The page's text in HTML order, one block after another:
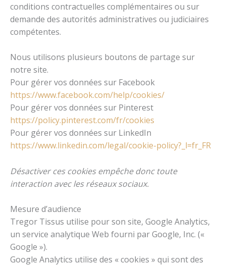
conditions contractuelles complémentaires ou sur
demande des autorités administratives ou judiciaires
compétentes.
Nous utilisons plusieurs boutons de partage sur
notre site.
Pour gérer vos données sur Facebook
https://www.facebook.com/help/cookies/
Pour gérer vos données sur Pinterest
https://policy.pinterest.com/fr/cookies
Pour gérer vos données sur LinkedIn
https://www.linkedin.com/legal/cookie-policy?_l=fr_FR
Désactiver ces cookies empêche donc toute
interaction avec les réseaux sociaux.
Mesure d’audience
Tregor Tissus utilise pour son site, Google Analytics,
un service analytique Web fourni par Google, Inc. («
Google »).
Google Analytics utilise des « cookies » qui sont des